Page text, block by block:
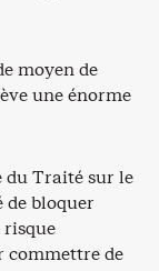
moyen de
une énorme
du Traité sur le
de bloquer
risque
commettre de